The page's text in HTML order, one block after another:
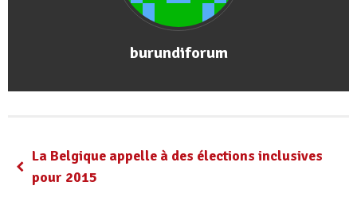
burundiforum
La Belgique appelle à des élections inclusives
pour 2015